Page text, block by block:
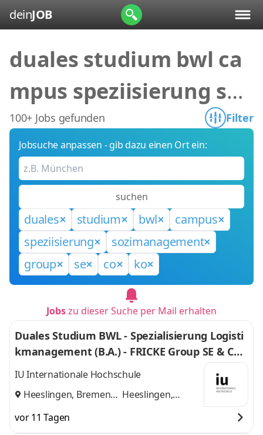
deinJOB
duales studium bwl ca
mpus speziisierung soz
imanagement group se
co ko
100+ Jobs gefunden Filter
Jobsuche anpassen - gib dazu einen Ort ein:
suchen
duales studium bwl
campus
speziisierung
sozimanagement
group
se co ko
Jobszu dieser Suche per Mail erhalten
Duales Studium BWL - Spezialisierung Logisti
kmanagement (B.A.) - FRICKE Group SE & Co.
KG
IU Internationale Hochschule
Heeslingen, Bremen
Heeslingen,
vor 11 Tagen